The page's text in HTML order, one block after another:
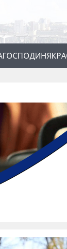
ГОСПОДИНЯ